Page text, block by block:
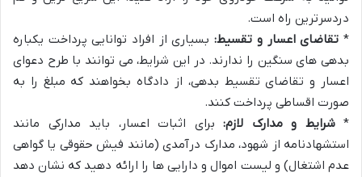
دردسرترین راه است.
* تقاضای اعسار و تقسیط:بسیاری از افراد توانایی پرداخت یکباره
بدهی های سنگین را ندارند. در این شرایط، می توانند با طرح دعوای
اعسار و تقاضای تقسیط بدهی، از دادگاه بخواهند که مبلغ را به
صورت اقساطی پرداخت کنند.
*شرایط و مدارک لازم: برای اثبات اعسار، باید مدارکی مانند
استشهادنامه از شهود، مدارک درآمدی (مانند فیش حقوقی یا گواهی
عدم اشتغال) و لیست اموال و دارایی ها را ارائه دهید که نشان دهد